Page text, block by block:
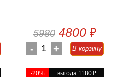
5980 4800 ₽
- 1 + В корзину
-20% выгода 1180 ₽